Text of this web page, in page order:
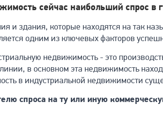
сейчас наибольший спрос в
и здания, которые находятся на так
одним из ключевых факторов
недвижимость - это
в основном эта недвижимость
в индустриальной недвижимости
спроса на ту или иную